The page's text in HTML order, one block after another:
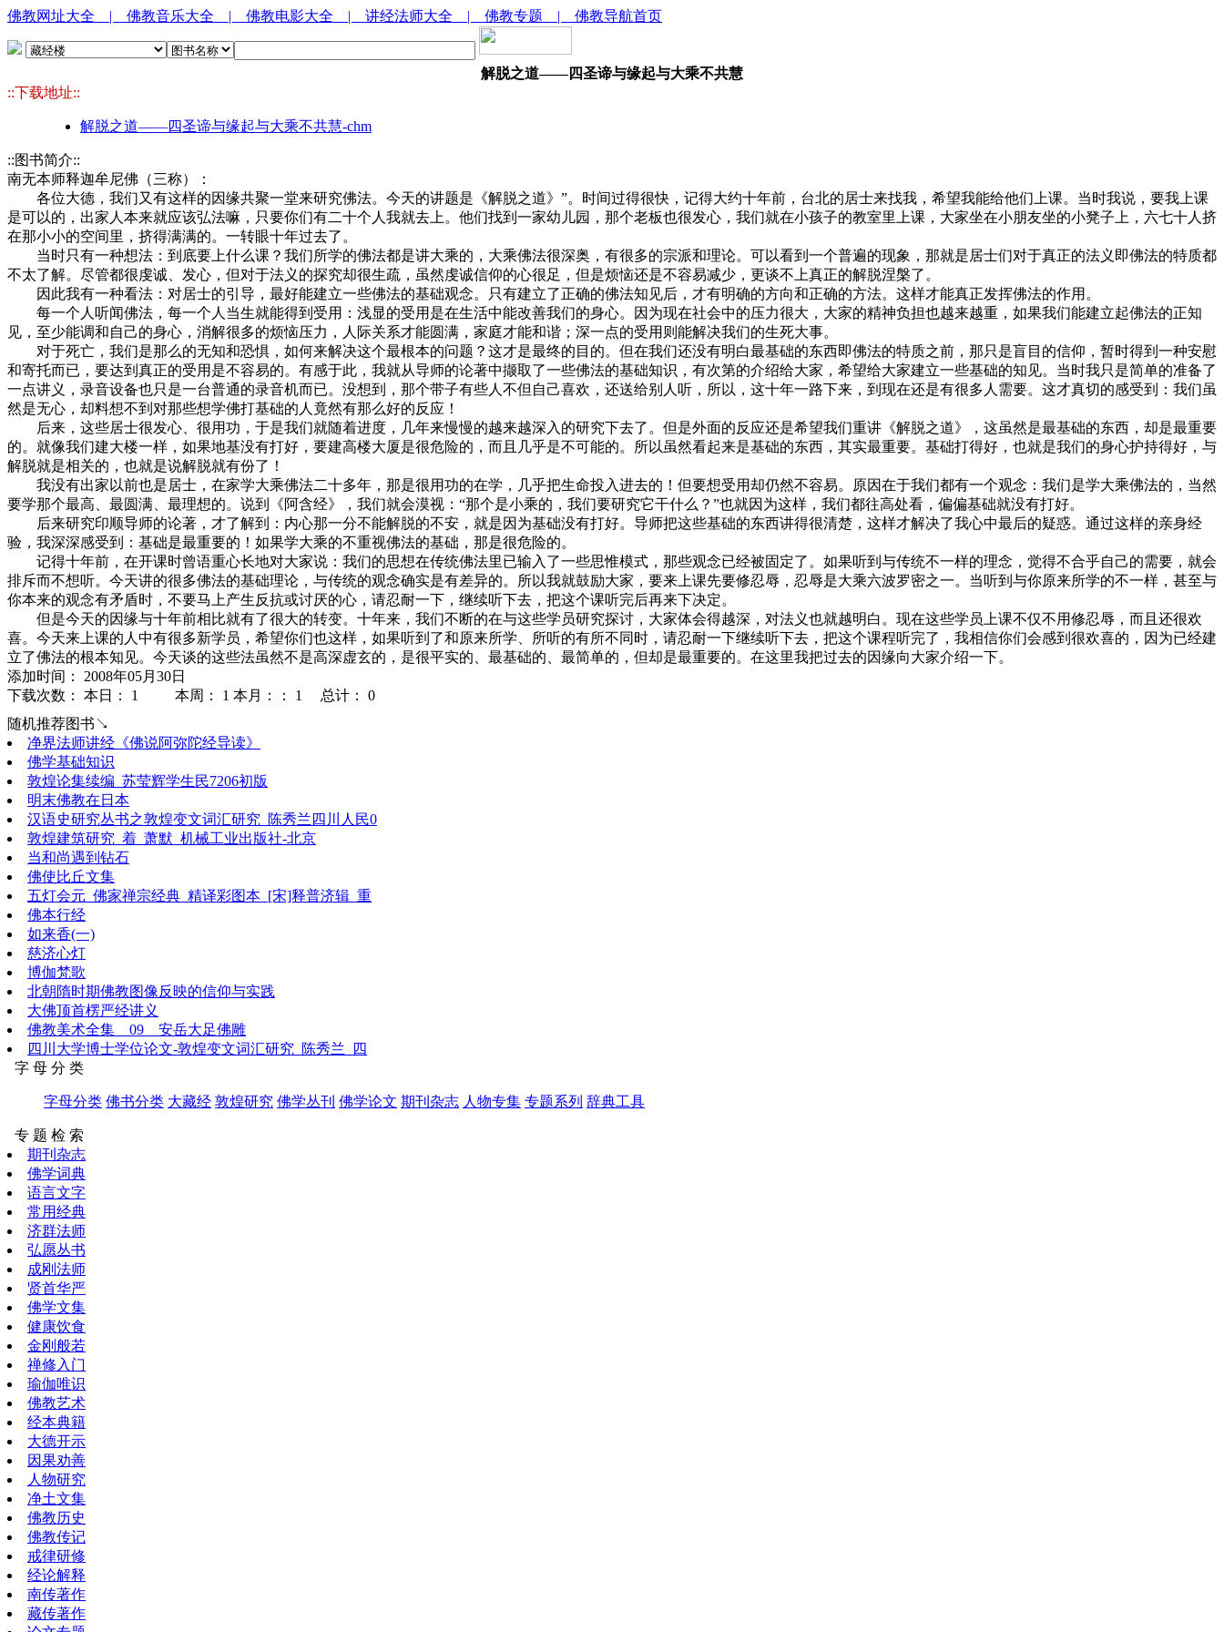
佛教网址大全 | 佛教音乐大全 | 佛教电影大全 | 讲经法师大全 | 佛教专题 | 佛教导航首页
解脱之道――四圣谛与缘起与大乘不共慧
::下载地址::
解脱之道――四圣谛与缘起与大乘不共慧-chm
::图书简介::
南无本师释迦牟尼佛（三称）：
各位大德，我们又有这样的因缘共聚一堂来研究佛法。今天的讲题是《解脱之道》”。时间过得很快，记得大约十年前，台北的居士来找我，希望我能给他们上课。当时我说，要我上课
是可以的，出家人本来就应该弘法嘛，只要你们有二十个人我就去上。他们找到一家幼儿园，那个老板也很发心，我们就在小孩子的教室里上课，大家坐在小朋友坐的小凳子上，六七十人挤
在那小小的空间里，挤得满满的。一转眼十年过去了。
当时只有一种想法：到底要上什么课？我们所学的佛法都是讲大乘的，大乘佛法很深奥，有很多的宗派和理论。可以看到一个普遍的现象，那就是居士们对于真正的法义即佛法的特质都
不太了解。尽管都很虔诚、发心，但对于法义的探究却很生疏，虽然虔诚信仰的心很足，但是烦恼还是不容易减少，更谈不上真正的解脱涅槃了。
因此我有一种看法：对居士的引导，最好能建立一些佛法的基础观念。只有建立了正确的佛法知见后，才有明确的方向和正确的方法。这样才能真正发挥佛法的作用。
每一个人听闻佛法，每一个人当生就能得到受用：浅显的受用是在生活中能改善我们的身心。因为现在社会中的压力很大，大家的精神负担也越来越重，如果我们能建立起佛法的正知
见，至少能调和自己的身心，消解很多的烦恼压力，人际关系才能圆满，家庭才能和谐；深一点的受用则能解决我们的生死大事。
对于死亡，我们是那么的无知和恐惧，如何来解决这个最根本的问题？这才是最终的目的。但在我们还没有明白最基础的东西即佛法的特质之前，那只是盲目的信仰，暂时得到一种安慰
和寄托而已，要达到真正的受用是不容易的。有感于此，我就从导师的论著中撷取了一些佛法的基础知识，有次第的介绍给大家，希望给大家建立一些基础的知见。当时我只是简单的准备了
一点讲义，录音设备也只是一台普通的录音机而已。没想到，那个带子有些人不但自己喜欢，还送给别人听，所以，这十年一路下来，到现在还是有很多人需要。这才真切的感受到：我们虽
然是无心，却料想不到对那些想学佛打基础的人竟然有那么好的反应！
后来，这些居士很发心、很用功，于是我们就随着进度，几年来慢慢的越来越深入的研究下去了。但是外面的反应还是希望我们重讲《解脱之道》，这虽然是最基础的东西，却是最重要
的。就像我们建大楼一样，如果地基没有打好，要建高楼大厦是很危险的，而且几乎是不可能的。所以虽然看起来是基础的东西，其实最重要。基础打得好，也就是我们的身心护持得好，与
解脱就是相关的，也就是说解脱就有份了！
我没有出家以前也是居士，在家学大乘佛法二十多年，那是很用功的在学，几乎把生命投入进去的！但要想受用却仍然不容易。原因在于我们都有一个观念：我们是学大乘佛法的，当然
要学那个最高、最圆满、最理想的。说到《阿含经》，我们就会漠视：“那个是小乘的，我们要研究它干什么？”也就因为这样，我们都往高处看，偏偏基础就没有打好。
后来研究印顺导师的论著，才了解到：内心那一分不能解脱的不安，就是因为基础没有打好。导师把这些基础的东西讲得很清楚，这样才解决了我心中最后的疑惑。通过这样的亲身经
验，我深深感受到：基础是最重要的！如果学大乘的不重视佛法的基础，那是很危险的。
记得十年前，在开课时曾语重心长地对大家说：我们的思想在传统佛法里已输入了一些思惟模式，那些观念已经被固定了。如果听到与传统不一样的理念，觉得不合乎自己的需要，就会
排斥而不想听。今天讲的很多佛法的基础理论，与传统的观念确实是有差异的。所以我就鼓励大家，要来上课先要修忍辱，忍辱是大乘六波罗密之一。当听到与你原来所学的不一样，甚至与
你本来的观念有矛盾时，不要马上产生反抗或讨厌的心，请忍耐一下，继续听下去，把这个课听完后再来下决定。
但是今天的因缘与十年前相比就有了很大的转变。十年来，我们不断的在与这些学员研究探讨，大家体会得越深，对法义也就越明白。现在这些学员上课不仅不用修忍辱，而且还很欢
喜。今天来上课的人中有很多新学员，希望你们也这样，如果听到了和原来所学、所听的有所不同时，请忍耐一下继续听下去，把这个课程听完了，我相信你们会感到很欢喜的，因为已经建
立了佛法的根本知见。今天谈的这些法虽然不是高深虚玄的，是很平实的、最基础的、最简单的，但却是最重要的。在这里我把过去的因缘向大家介绍一下。
添加时间： 2008年05月30日
下载次数： 本日： 1 本周： 1 本月：： 1 总计： 0
随机推荐图书↘
净界法师讲经《佛说阿弥陀经导读》
佛学基础知识
敦煌论集续编_苏莹辉学生民7206初版
明末佛教在日本
汉语史研究丛书之敦煌变文词汇研究_陈秀兰四川人民0
敦煌建筑研究_着_萧默_机械工业出版社-北京
当和尚遇到钻石
佛使比丘文集
五灯会元_佛家禅宗经典_精译彩图本_[宋]释普济辑_重
佛本行经
如来香(一)
慈济心灯
博伽梵歌
北朝隋时期佛教图像反映的信仰与实践
大佛顶首楞严经讲义
佛教美术全集__09__安岳大足佛雕
四川大学博士学位论文-敦煌变文词汇研究_陈秀兰_四
字 母 分 类
字母分类 佛书分类 大藏经 敦煌研究 佛学丛刊 佛学论文 期刊杂志 人物专集 专题系列 辞典工具
专 题 检 索
期刊杂志
佛学词典
语言文字
常用经典
济群法师
弘愿丛书
成刚法师
贤首华严
佛学文集
健康饮食
金刚般若
禅修入门
瑜伽唯识
佛教艺术
经本典籍
大德开示
因果劝善
人物研究
净土文集
佛教历史
佛教传记
戒律研修
经论解释
南传著作
藏传著作